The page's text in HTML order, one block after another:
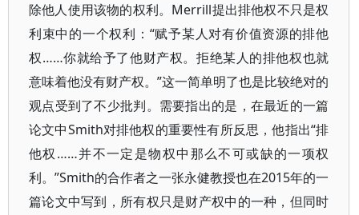
除他人使用该物的权利。Merrill提出排他权不只是权
利束中的一个权利：“赋予某人对有价值资源的排他
权……你就给予了他财产权。拒绝某人的排他权也就
意味着他没有财产权。”这一简单明了也是比较绝对的
观点受到了不少批判。需要指出的是，在最近的一篇
论文中Smith对排他权的重要性有所反思，他指出“排
他权……并不一定是物权中那么不可或缺的一项权
利。”Smith的合作者之一张永健教授也在2015年的一
篇论文中写到，所有权只是财产权中的一种，但同时